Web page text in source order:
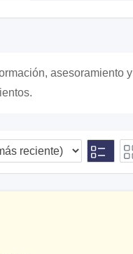
asesoramiento y